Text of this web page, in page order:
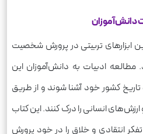
دانش‌آموزان
ابزارهای تربیتی در پرورش شخصیت
ادبیات به دانش‌آموزان این
کشور خود آشنا شوند و از طریق
انسانی را درک کنند. این کتاب
انتقادی و خلاق را در خود پرورش